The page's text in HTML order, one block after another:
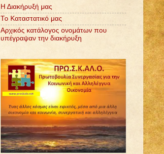
Η Διακήρυξή μας
Το Καταστατικό μας
Αρχικός κατάλογος ονομάτων που
υπέγραψαν την διακήρυξη